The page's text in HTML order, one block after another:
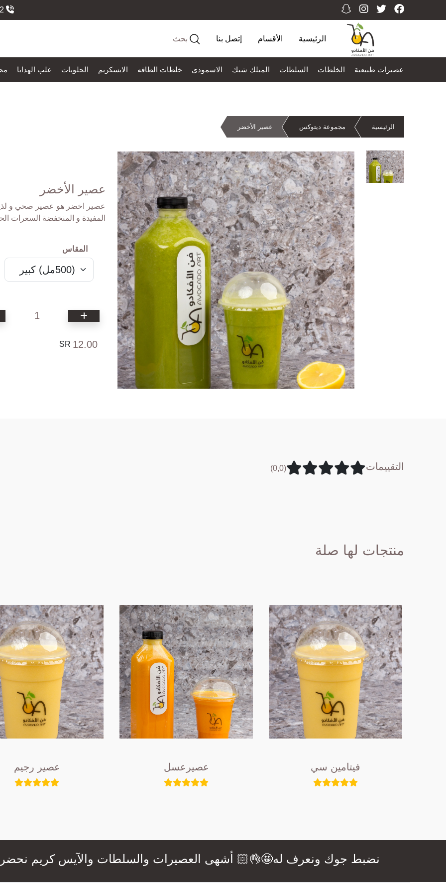
الرئيسية الأقسام إتصل بنا بحث
عصيرات طبيعية الخلطات السلطات الميلك شيك الاسموذي خلطات الطاقه الايسكريم الحلويات علب الهدايا
الرئيسية مجموعة ديتوكس عصير الأخضر
عصير الأخضر
عصير اخضر هو عصير صحي و
المفيدة و المنخفضة السعرات
المقاس
1
12.00
SR
التقييمات (0,0)
منتجات لها صلة
عصير رجيم عصيرعسل فيتامين سي
نضبط جوك ونعرف له🤩👌🏻 أشهى العصيرات والسلطات والآيس كريم نحضرها لكم